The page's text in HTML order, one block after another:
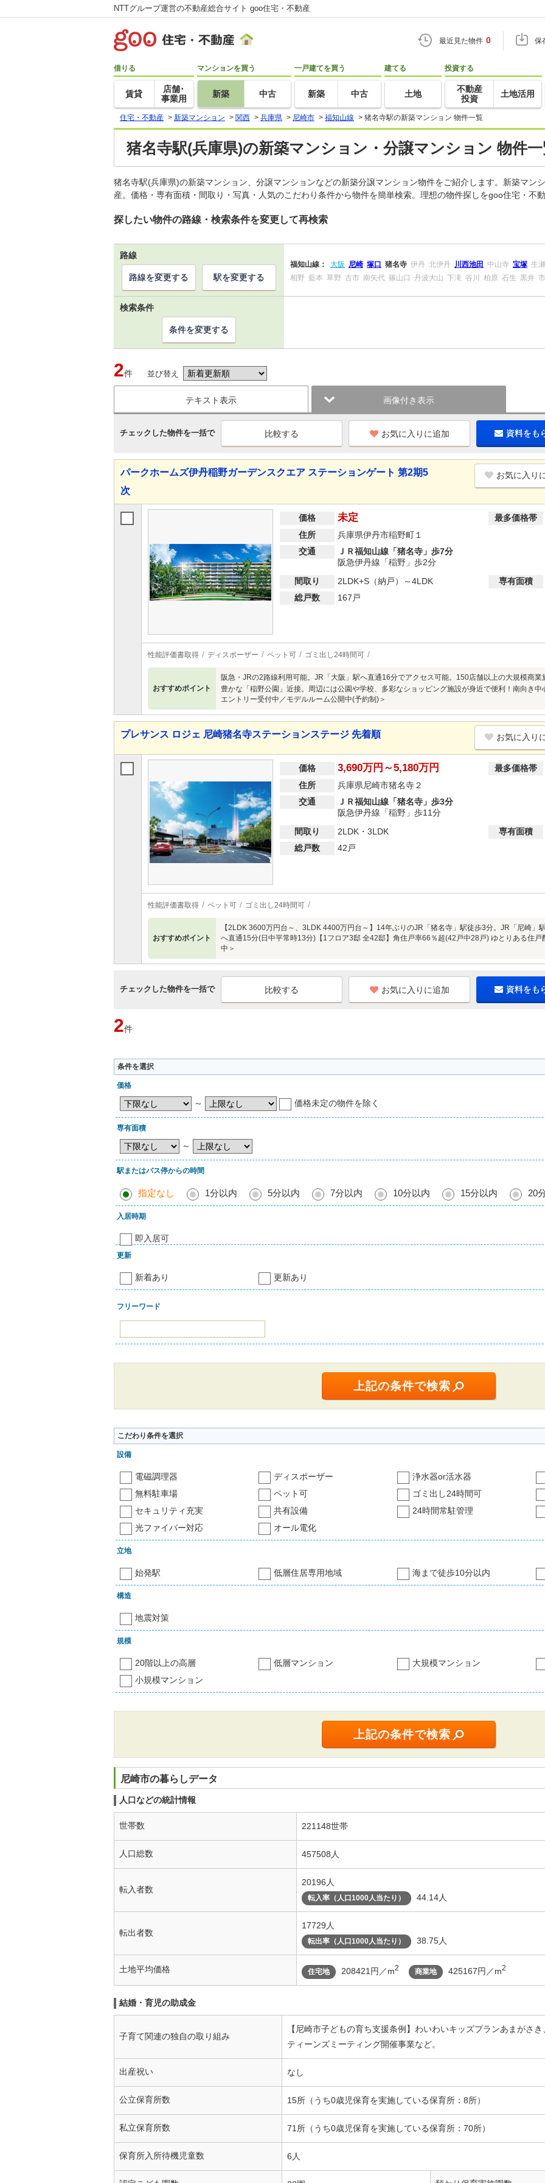
NTTグループ運営の不動産総合サイト goo住宅・不動産
最近見た物件 0 保
借りる
賃貸
店舗･
事業用
マンションを買う
新築 中古
一戸建てを買う
新築 中古
建てる
土地
投資する
不動産
投資
土地活用
住宅・不動産 > 新築マンション > 関西 > 兵庫県 > 尼崎市 > 福知山線 > 猪名寺駅の新築マンション 物件一覧
猪名寺駅(兵庫県)の新築マンション・分譲マンション 物件
猪名寺駅(兵庫県)の新築マンション、分譲マンションなどの新築分譲マンション物件をご紹介します。新築マン
産。価格・専有面積・間取り・写真・人気のこだわり条件から物件を簡単検索。理想の物件探しをgoo住宅・不
探したい物件の路線・検索条件を変更して再検索
路線
福知山線： 大阪 尼崎 塚口 猪名寺 伊丹 北伊丹 川西池田 中山寺 宝塚 生瀬
相野 藍本 草野 古市 南矢代 篠山口 丹波大山 下滝 谷川 柏原 石生 黒井
路線を変更する 駅を変更する
検索条件
条件を変更する
2件 並び替え
テキスト表示 画像付き表示
チェックした物件を一括で お気に入りに追加 資料をも
パークホームズ伊丹稲野ガーデンスクエア ステーションゲート 第2期5
次
お気に入り
価格 未定
最多価格帯
住所
兵庫県伊丹市稲野町１
交通
ＪＲ福知山線「猪名寺」歩7分
阪急伊丹線「稲野」歩2分
間取り
2LDK+S（納戸）～4LDK
専有面積
総戸数
167戸
性能評価書取得 ディスポーザー ペット可 ゴミ出し24時間可
おすすめポイント
阪急・JRの2路線利用可能。JR「大阪」駅へ直通16分でアクセス可能。150店舗以上の大規模商
豊かな「稲野公園」近接。周辺には公園や学校、多彩なショッピング施設が身近で便利！南向き中
エントリー受付中／モデルルーム公開中(予約制)＞
プレサンス ロジェ 尼崎猪名寺ステーションステージ 先着順 お気に入り
価格 3,690万円～5,180万円
最多価格帯
住所
兵庫県尼崎市猪名寺２
交通
ＪＲ福知山線「猪名寺」歩3分
阪急伊丹線「稲野」歩11分
間取り
2LDK・3LDK
専有面積
総戸数
42戸
性能評価書取得 ペット可 ゴミ出し24時間可
おすすめポイント
【2LDK 3600万円台～、3LDK 4400万円台～】14年ぶりのJR「猪名寺」駅徒歩3分。JR「尼崎」
へ直通15分(日中平常時13分)【1フロア3邸 全42邸】角住戸率66％超(42戸中28戸) ゆとりある住
中＞
チェックした物件を一括で お気に入りに追加 資料をも
2件
条件を選択
価格
～ 価格未定の物件を除く
専有面積
～
駅またはバス停からの時間
指定なし 1分以内 5分以内 7分以内 10分以内 15分以内 20
入居時期
即入居可
更新
新着あり 更新あり
フリーワード
こだわり条件を選択
設備
電磁調理器 ディスポーザー
浄水器or活水器
無料駐車場
ペット可
ゴミ出し24時間可
セキュリティ充実
共有設備
24時間常駐管理
光ファイバー対応
オール電化
立地
始発駅 低層住居専用地域 海まで徒歩10分以内
構造
地震対策
規模
20階以上の高層 低層マンション
大規模マンション
小規模マンション
尼崎市の暮らしデータ
人口などの統計情報
世帯数 221148世帯
人口総数 457508人
転入者数
20196人
転入率（人口1000人当たり） 44.14人
転出者数
17729人
転出率（人口1000人当たり） 38.75人
土地平均価格 住宅地 208421円／m2 商業地 425167円／m2
結婚・育児の助成金
子育て関連の独自の取り組み
【尼崎市子どもの育ち支援条例】わいわいキッズプランあまがさ
ティーンズミーティング開催事業など。
出産祝い なし
公立保育所数 15所（うち0歳児保育を実施している保育所：8所）
私立保育所数 71所（うち0歳児保育を実施している保育所：70所）
保育所入所待機児童数 6人